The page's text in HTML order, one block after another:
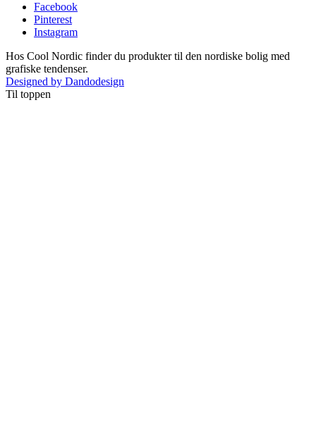
Facebook
Pinterest
Instagram
Hos Cool Nordic finder du produkter til den nordiske bolig med
grafiske tendenser.
Designed by Dandodesign
Til toppen